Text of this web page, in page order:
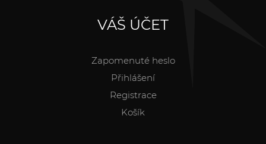
VÁŠ ÚČET
Zapomenuté heslo
Přihlášení
Registrace
Košík